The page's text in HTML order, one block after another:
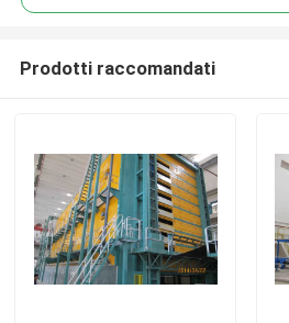
Prodotti raccomandati